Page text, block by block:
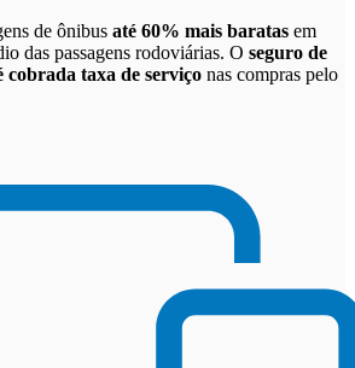
de ônibus até 60% mais baratas em
das passagens rodoviárias. O seguro de
cobrada taxa de serviço nas compras pelo